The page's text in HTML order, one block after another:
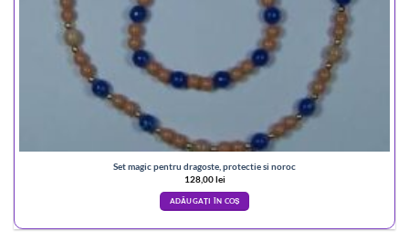
Set magic pentru dragoste, protectie si noroc
128,00lei
ADĂUGAȚI ÎN COȘ